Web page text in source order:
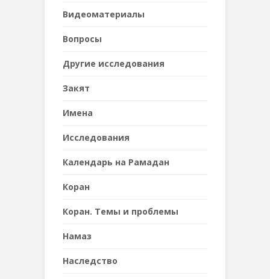
Видеоматериалы
Вопросы
Другие исследования
Закят
Имена
Исследования
Календарь на Рамадан
Коран
Коран. Темы и проблемы
Намаз
Наследствo